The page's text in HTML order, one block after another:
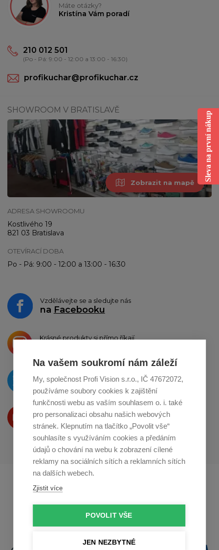
Na vašem soukromí nám záleží
My, společnost Profi Vision s.r.o., IČ 47672072,
používáme soubory cookies k zajištění
funkčnosti webu as vaším souhlasem o. i. také
pro personalizaci obsahu našich webových
stránek. Klepnutím na tlačítko „Povolit vše“
souhlasíte s využíváním cookies a předáním
údajů o chování na webu k zobrazení cílené
reklamy na sociálních sítích a reklamních sítích
na dalších webech.
Zjistit více
POVOLIT VŠE
JEN NEZBYTNÉ
Máte otázky?
Kristína Vám poradí
210 012 501
(Po - Pá: 9:00 - 12:00 a 13:00 - 16:30)
profikuchar@profikuchar.cz
SHOWROOM V BRATISLAVĚ
Zobrazit na mapě
ADRESA SHOWROOMU
Kostlivého 19
821 03 Bratislava
OTEVÍRACÍ DOBA
Po - Pá: 9:00 - 12:00 a 13:00 - 16:30
Vzdělávejte se a sledujte nás
na Facebooku
Krásné produkty si přímo říkají
O novinkách píšeme
naTwitteru
Produkty Vám představujeme
na Youtube
Profikuchar.sk
Sleva na první nákup